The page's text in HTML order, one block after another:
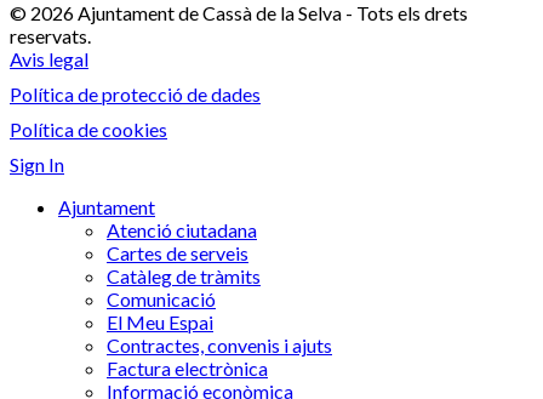
© 2026 Ajuntament de Cassà de la Selva - Tots els drets
reservats.
Avis legal
Política de protecció de dades
Política de cookies
Sign In
Ajuntament
Atenció ciutadana
Cartes de serveis
Catàleg de tràmits
Comunicació
El Meu Espai
Contractes, convenis i ajuts
Factura electrònica
Informació econòmica